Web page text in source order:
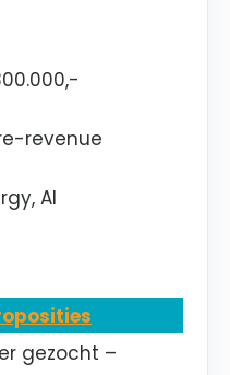
revenue
AI
gezocht –